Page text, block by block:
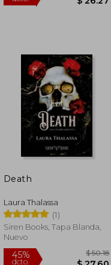
45%
dcto.
Death
Laura Thalassa
(1)
Siren Books, Tapa Blanda,
Nuevo